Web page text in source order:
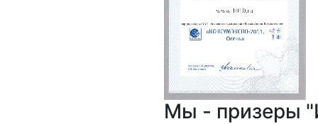
Мы - призеры